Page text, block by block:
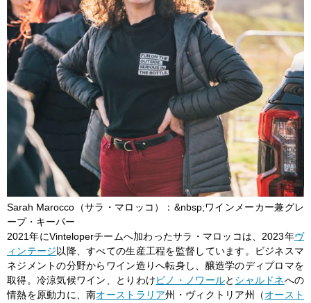
Sarah Marocco（サラ・マロッコ）：&nbsp;ワインメーカー兼グレ
ープ・キーパー
2021年にVinteloperチームへ加わったサラ・マロッコは、2023年ヴ
ィンテージ以降、すべての生産工程を監督しています。ビジネスマ
ネジメントの分野からワイン造りへ転身し、醸造学のディプロマを
取得。冷涼気候ワイン、とりわけピノ・ノワールと シャルドネへの
情熱を原動力に、南オーストラリア州・ヴィクトリア州（オースト